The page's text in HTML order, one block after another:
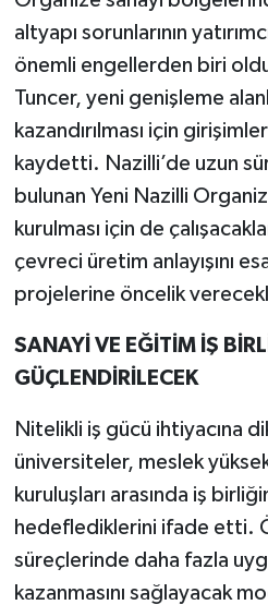
altyapı sorunlarının
önemli engellerden biri
Tuncer, yeni genişleme
kazandırılması için
kaydetti. Nazilli’de uzun
bulunan Yeni Nazilli
kurulması için de
çevreci üretim anlayışını
projelerine öncelik
SANAYİ VE EĞİTİM İŞ
GÜÇLENDİRİLECEK
Nitelikli iş gücü ihtiyacına
üniversiteler, meslek
kuruluşları arasında iş
hedeflediklerini ifade etti.
süreçlerinde daha fazla
kazanmasını sağlayacak